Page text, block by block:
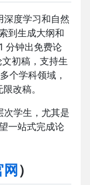
深度学习和自然
到生成大纲和
分钟出免费论
初稿，支持生
个学科领域，
改稿。
次学生，尤其是
一站式完成论
）